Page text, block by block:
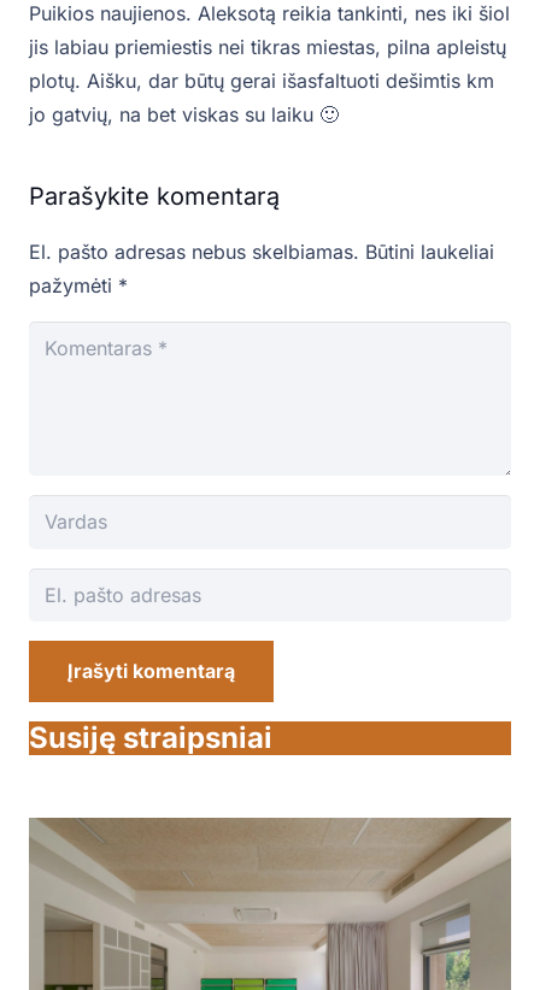
Puikios naujienos. Aleksotą reikia tankinti, nes iki šiol
jis labiau priemiestis nei tikras miestas, pilna apleistų
plotų. Aišku, dar būtų gerai išasfaltuoti dešimtis km
jo gatvių, na bet viskas su laiku 🙂
Parašykite komentarą
El. pašto adresas nebus skelbiamas. Būtini laukeliai
pažymėti *
Įrašyti komentarą
Susiję straipsniai